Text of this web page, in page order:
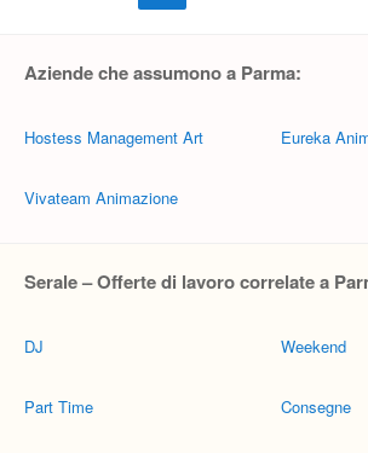
Aziende che assumono a Parma:
Hostess Management Art
Vivateam Animazione
Eureka
Serale – Offerte di lavoro correlate a
DJ
Part Time
Weekend
Consegne